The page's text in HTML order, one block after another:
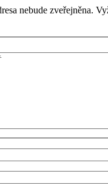
nebude zveřejněna.